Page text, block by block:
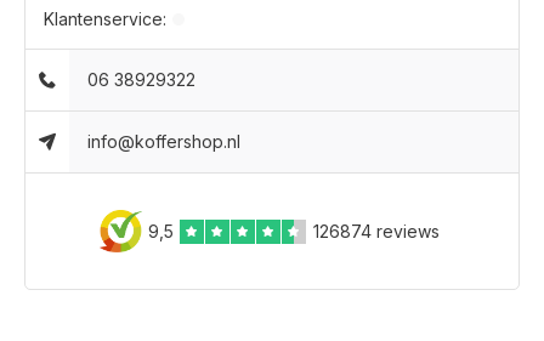
Klantenservice:
06 38929322
info@koffershop.nl
9,5 126874 reviews